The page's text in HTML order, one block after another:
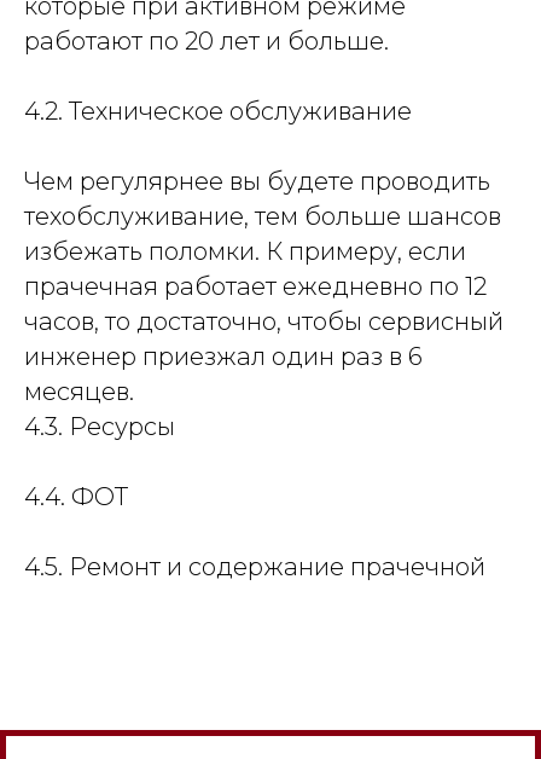
которые при активном режиме
работают по 20 лет и больше.
4.2. Техническое обслуживание
Чем регулярнее вы будете проводить
техобслуживание, тем больше шансов
избежать поломки. К примеру, если
прачечная работает ежедневно по 12
часов, то достаточно, чтобы сервисный
инженер приезжал один раз в 6
месяцев.
4.3. Ресурсы
4.4. ФОТ
4.5. Ремонт и содержание прачечной